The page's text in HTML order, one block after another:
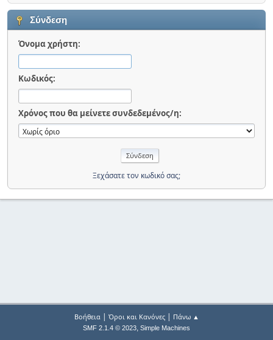
Σύνδεση
Όνομα χρήστη:
Κωδικός:
Χρόνος που θα μείνετε συνδεδεμένος/η:
Ξεχάσατε τον κωδικό σας;
Βοήθεια| Όροι και Κανόνες| Πάνω ▲
SMF 2.1.4 © 2023, Simple Machines